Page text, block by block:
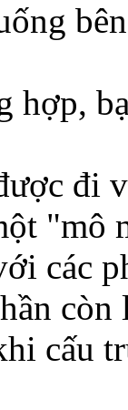
hợp,
đi
"mô
các
cấu